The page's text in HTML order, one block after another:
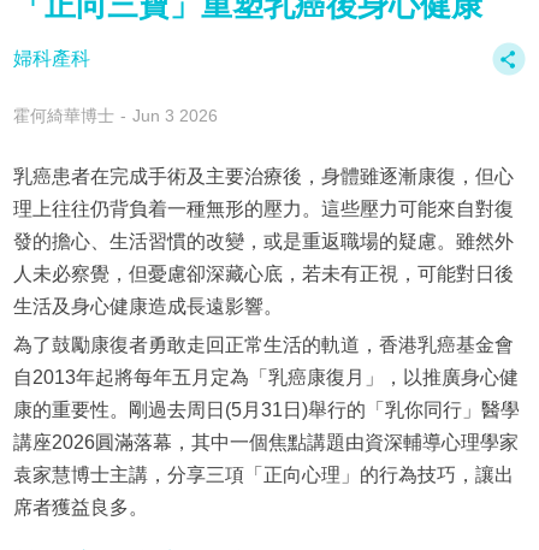
婦科產科
霍何綺華博士 Jun 3 2026
乳癌患者在完成手術及主要治療後，身體雖逐漸康復，但心
理上往往仍背負着一種無形的壓力。這些壓力可能來自對復
發的擔心、生活習慣的改變，或是重返職場的疑慮。雖然外
人未必察覺，但憂慮卻深藏心底，若未有正視，可能對日後
生活及身心健康造成長遠影響。
為了鼓勵康復者勇敢走回正常生活的軌道，香港乳癌基金會
自2013年起將每年五月定為「乳癌康復月」，以推廣身心健
康的重要性。剛過去周日(5月31日)舉行的「乳你同行」醫學
講座2026圓滿落幕，其中一個焦點講題由資深輔導心理學家
袁家慧博士主講，分享三項「正向心理」的行為技巧，讓出
席者獲益良多。